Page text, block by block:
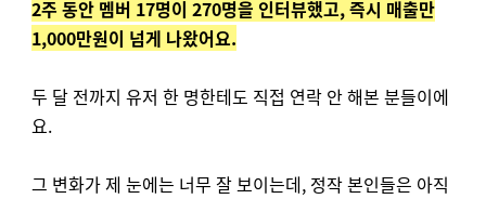
2주 동안 멤버 17명이 270명을 인터뷰했고, 즉시 매출만
1,000만원이 넘게 나왔어요.
두 달 전까지 유저 한 명한테도 직접 연락 안 해본 분들이에
요.
그 변화가 제 눈에는 너무 잘 보이는데, 정작 본인들은 아직